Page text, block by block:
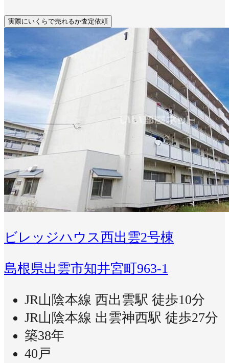
実際にいくらで売れるか査定依頼
ビレッジハウス西出雲2号棟
島根県出雲市知井宮町963-1
JR山陰本線 西出雲駅 徒歩10分
JR山陰本線 出雲神西駅 徒歩27分
築38年
40戸